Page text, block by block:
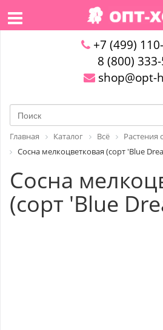
+7 (499)
8 (800)
shop@opt-
Главная Каталог Всё
Растения
Сосна мелкоцветковая (сорт 'Blue
Сосна
(сорт 'Blue